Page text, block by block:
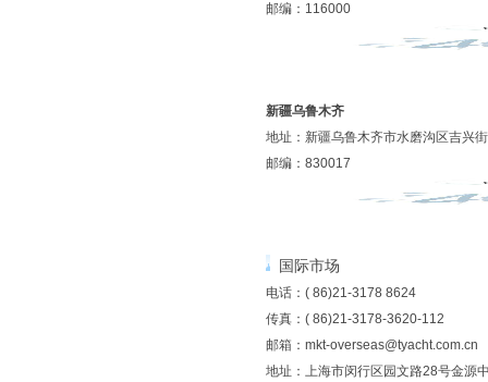
邮编：116000
新疆乌鲁木齐
地址：新疆乌鲁木齐市水磨沟区吉兴
邮编：830017
国际市场
电话：( 86)21-3178 8624
传真：( 86)21-3178-3620-112
邮箱： mkt-overseas@tyacht.com.cn
地址：上海市闵行区园文路28号金源